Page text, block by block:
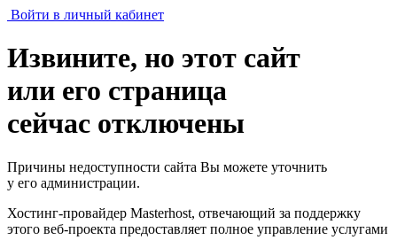
Войти в личный кабинет
Извините, но этот сайт
или его страница
сейчас отключены
Причины недоступности сайта Вы можете уточнить
у его администрации.
Хостинг-провайдер Masterhost, отвечающий за поддержку
этого веб-проекта предоставляет полное управление услугами